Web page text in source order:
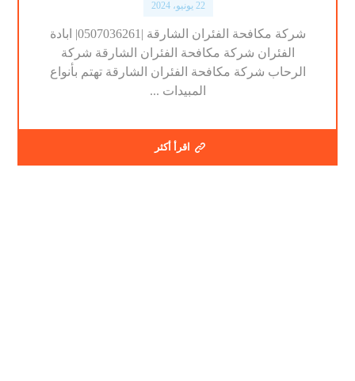
22 يونيو، 2024
شركة مكافحة الفئران الشارقة |0507036261| ابادة
الفئران شركة مكافحة الفئران الشارقة شركة
الرحاب شركة مكافحة الفئران الشارقة تهتم بأنواع
المبيدات ...
اقرأ أكثر